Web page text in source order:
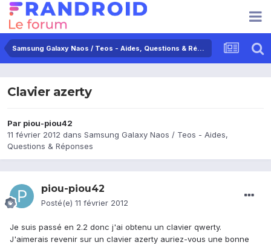
Samsung Galaxy Naos / Teos - Aides, Questions & Réponses
Clavier azerty
Par piou-piou42
11 février 2012 dans Samsung Galaxy Naos / Teos - Aides,
Questions & Réponses
piou-piou42
Posté(e) 11 février 2012
Je suis passé en 2.2 donc j'ai obtenu un clavier qwerty.
J'aimerais revenir sur un clavier azerty auriez-vous une bonne